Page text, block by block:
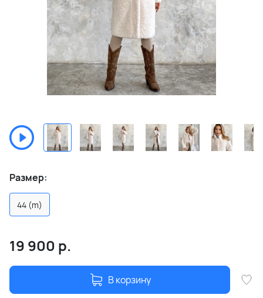
Размер:
44 (m)
19 900 р.
В корзину